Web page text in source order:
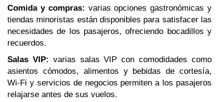
Comida y compras: varias opciones gastronómicas y
tiendas minoristas están disponibles para satisfacer las
necesidades de los pasajeros, ofreciendo bocadillos y
recuerdos.
Salas VIP: varias salas VIP con comodidades como
asientos cómodos, alimentos y bebidas de cortesía,
Wi-Fi y servicios de negocios permiten a los pasajeros
relajarse antes de sus vuelos.